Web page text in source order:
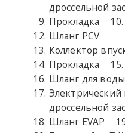
дроссельной
Прокладка
Шланг PCV
Коллектор
Прокладка
Шланг для воды
дроссельной
Шланг EVAP